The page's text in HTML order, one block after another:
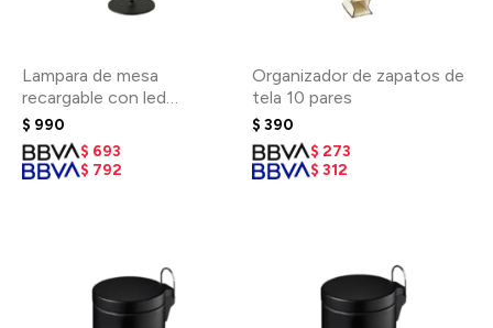
Lampara de mesa
recargable con led
integrado Grande Negra
$ 990
$ 693
$ 792
Organizador de zapatos de
tela 10 pares
$ 390
$ 273
$ 312